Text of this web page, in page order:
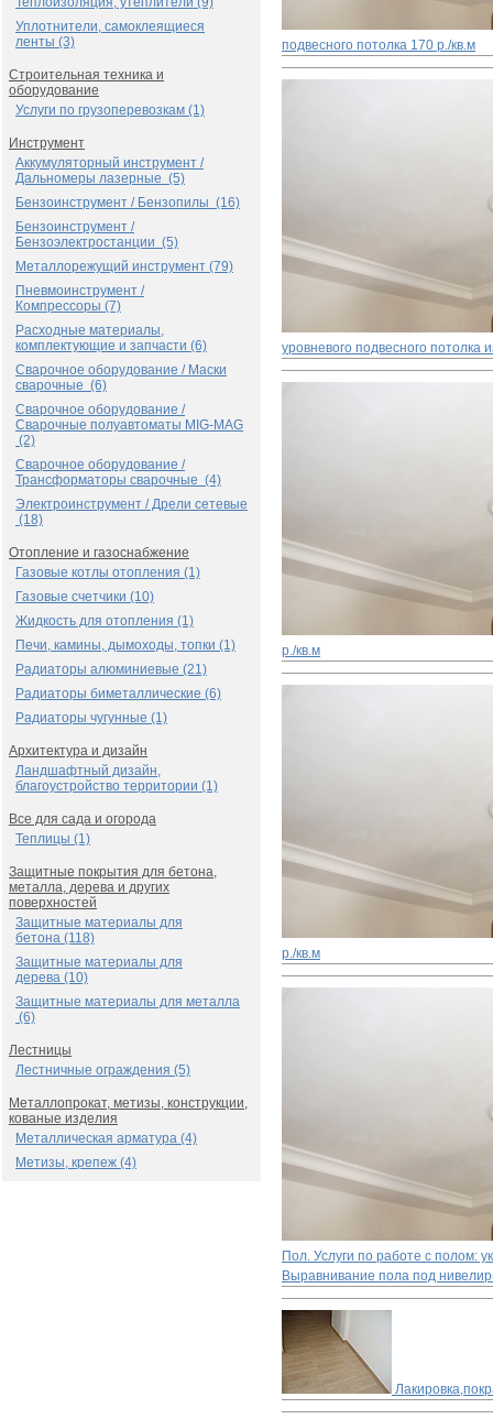
Уплотнители, самоклеящиеся
ленты (3)
Строительная техника и
оборудование
Услуги по грузоперевозкам (1)
Инструмент
Аккумуляторный инструмент /
Дальномеры лазерные (5)
Бензоинструмент / Бензопилы (16)
Бензоинструмент /
Бензоэлектростанции (5)
Металлорежущий инструмент (79)
Пневмоинструмент /
Компрессоры (7)
Расходные материалы,
комплектующие и запчасти (6)
Сварочное оборудование / Маски
сварочные (6)
Сварочное оборудование /
Сварочные полуавтоматы MIG-MAG
(2)
Сварочное оборудование /
Трансформаторы сварочные (4)
Электроинструмент / Дрели сетевые
(18)
Отопление и газоснабжение
Газовые котлы отопления (1)
Газовые счетчики (10)
Жидкость для отопления (1)
Печи, камины, дымоходы, топки (1)
Радиаторы алюминиевые (21)
Радиаторы биметаллические (6)
Радиаторы чугунные (1)
Архитектура и дизайн
Ландшафтный дизайн,
благоустройство территории (1)
Все для сада и огорода
Теплицы (1)
Защитные покрытия для бетона,
металла, дерева и других
поверхностей
Защитные материалы для
бетона (118)
Защитные материалы для
дерева (10)
Защитные материалы для металла
(6)
Лестницы
Лестничные ограждения (5)
Металлопрокат, метизы, конструкции,
кованые изделия
Металлическая арматура (4)
Метизы, крепеж (4)
подвесного потолка 170 р./кв.м
уровневого подвесного потолка
р./кв.м
р./кв.м
Пол. Услуги по работе с полом:
Выравнивание пола под